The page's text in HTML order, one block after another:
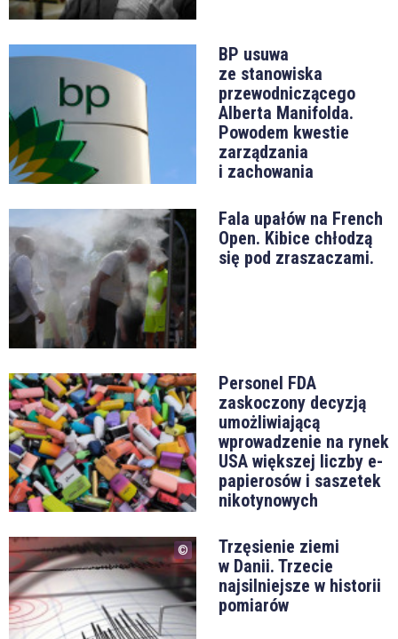
BP usuwa
ze stanowiska
przewodniczącego
Alberta Manifolda.
Powodem kwestie
zarządzania
i zachowania
Fala upałów na French
Open. Kibice chłodzą
się pod zraszaczami.
Personel FDA
zaskoczony decyzją
umożliwiającą
wprowadzenie na rynek
USA większej liczby e-
papierosów i saszetek
nikotynowych
Trzęsienie ziemi
w Danii. Trzecie
najsilniejsze w historii
pomiarów